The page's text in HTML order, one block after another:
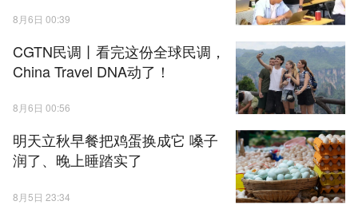
8月6日 00:39
CGTN民调丨看完这份全球民调，
China Travel DNA动了！
8月6日 00:56
明天立秋早餐把鸡蛋换成它 嗓子
润了、晚上睡踏实了
8月5日 23:34